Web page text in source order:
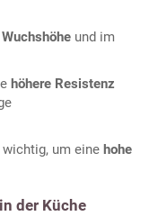
Wuchshöhe und im
höhere Resistenz
um eine hohe
der Küche